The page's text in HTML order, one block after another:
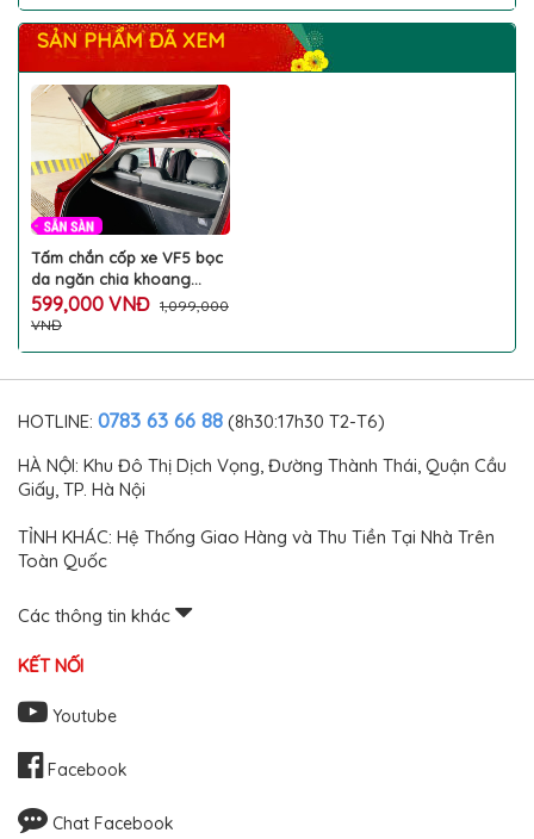
SẢN PHẨM ĐÃ XEM
Tấm chắn cốp xe VF5 bọc
da ngăn chia khoang
hành lý cốp sau
để đồ chống mùi hôi cho ô
599,000 VNĐ 1,099,000
VNĐ
HOTLINE: 0783 63 66 88 (8h30:17h30 T2-T6)
HÀ NỘI: Khu Đô Thị Dịch Vọng, Đường Thành Thái, Quận Cầu
Giấy, TP. Hà Nội
TỈNH KHÁC: Hệ Thống Giao Hàng và Thu Tiền Tại Nhà Trên
Toàn Quốc
Các thông tin khác
KẾT NỐI
Youtube
Facebook
Chat Facebook